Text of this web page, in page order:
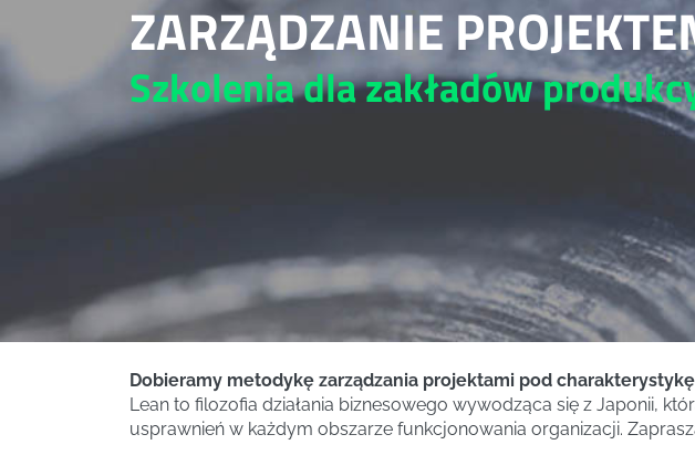
ZARZĄDZANIE
Szkolenia dla zakładów
Dobieramy metodykę zarządzania projektami pod
Lean to filozofia działania biznesowego wywodząca się z Japonii,
usprawnień w każdym obszarze funkcjonowania organizacji.